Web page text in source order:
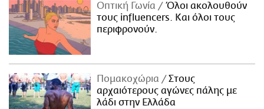
Οπτική Γωνία
Όλοι ακολουθούν
τους influencers. Και όλοι τους
περιφρονούν.
Πομακοχώρια
Στους
αρχαιότερους αγώνες πάλης με
λάδι στην Ελλάδα